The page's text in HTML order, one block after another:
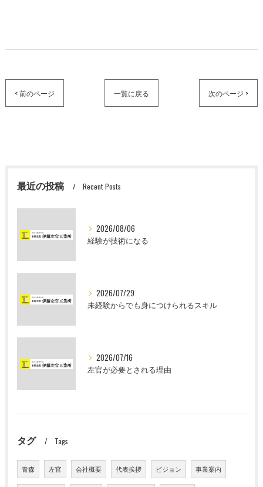
< 前のページ 一覧に戻る 次のページ >
最近の投稿 Recent Posts
2026/08/06
経験が技術になる
2026/07/29
未経験からでも身につけられるスキル
2026/07/16
左官が必要とされる理由
タグ Tags
青森 左官 会社概要 代表挨拶 ビジョン 事業案内